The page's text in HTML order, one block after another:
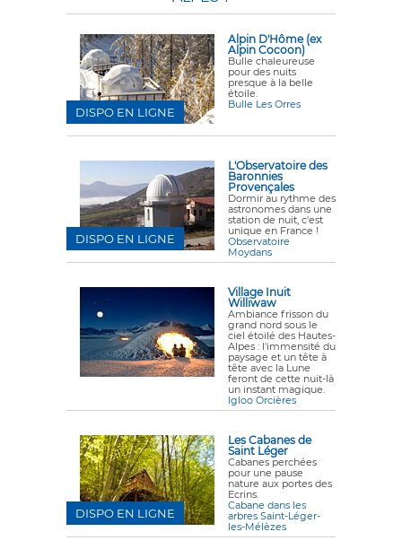
Alpin D'Hôme (ex
Alpin Cocoon)
Bulle chaleureuse
pour des nuits
presque à la belle
étoile.
Bulle Les Orres
DISPO EN LIGNE
L'Observatoire des
Baronnies
Provençales
Dormir au rythme des
astronomes dans une
station de nuit, c'est
unique en France !
Observatoire
Moydans
DISPO EN LIGNE
Village Inuit
Williwaw
Ambiance frisson du
grand nord sous le
ciel étoilé des Hautes-
Alpes : l'immensité du
paysage et un tête à
tête avec la Lune
feront de cette nuit-là
un instant magique.
Igloo Orcières
Les Cabanes de
Saint Léger
Cabanes perchées
pour une pause
nature aux portes des
Ecrins.
Cabane dans les
arbres Saint-Léger-
les-Mélèzes
DISPO EN LIGNE